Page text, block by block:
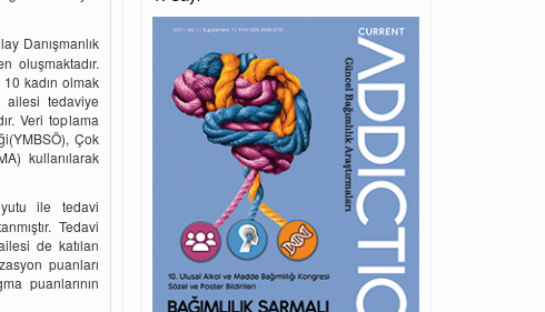
Danışmanlık
oluşmaktadır.
kadın olmak
ailesi tedaviye
Veri toplama
Çok
kullanılarak
ile tedavi
Tedavi
de katılan
puanları
puanlarının